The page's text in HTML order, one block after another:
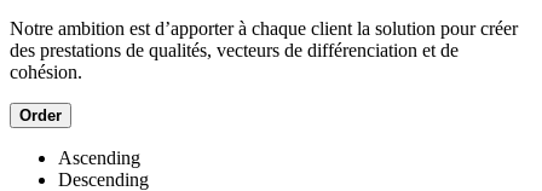
Notre ambition est d’apporter à chaque client la solution pour créer
des prestations de qualités, vecteurs de différenciation et de
cohésion.
Order
Ascending
Descending